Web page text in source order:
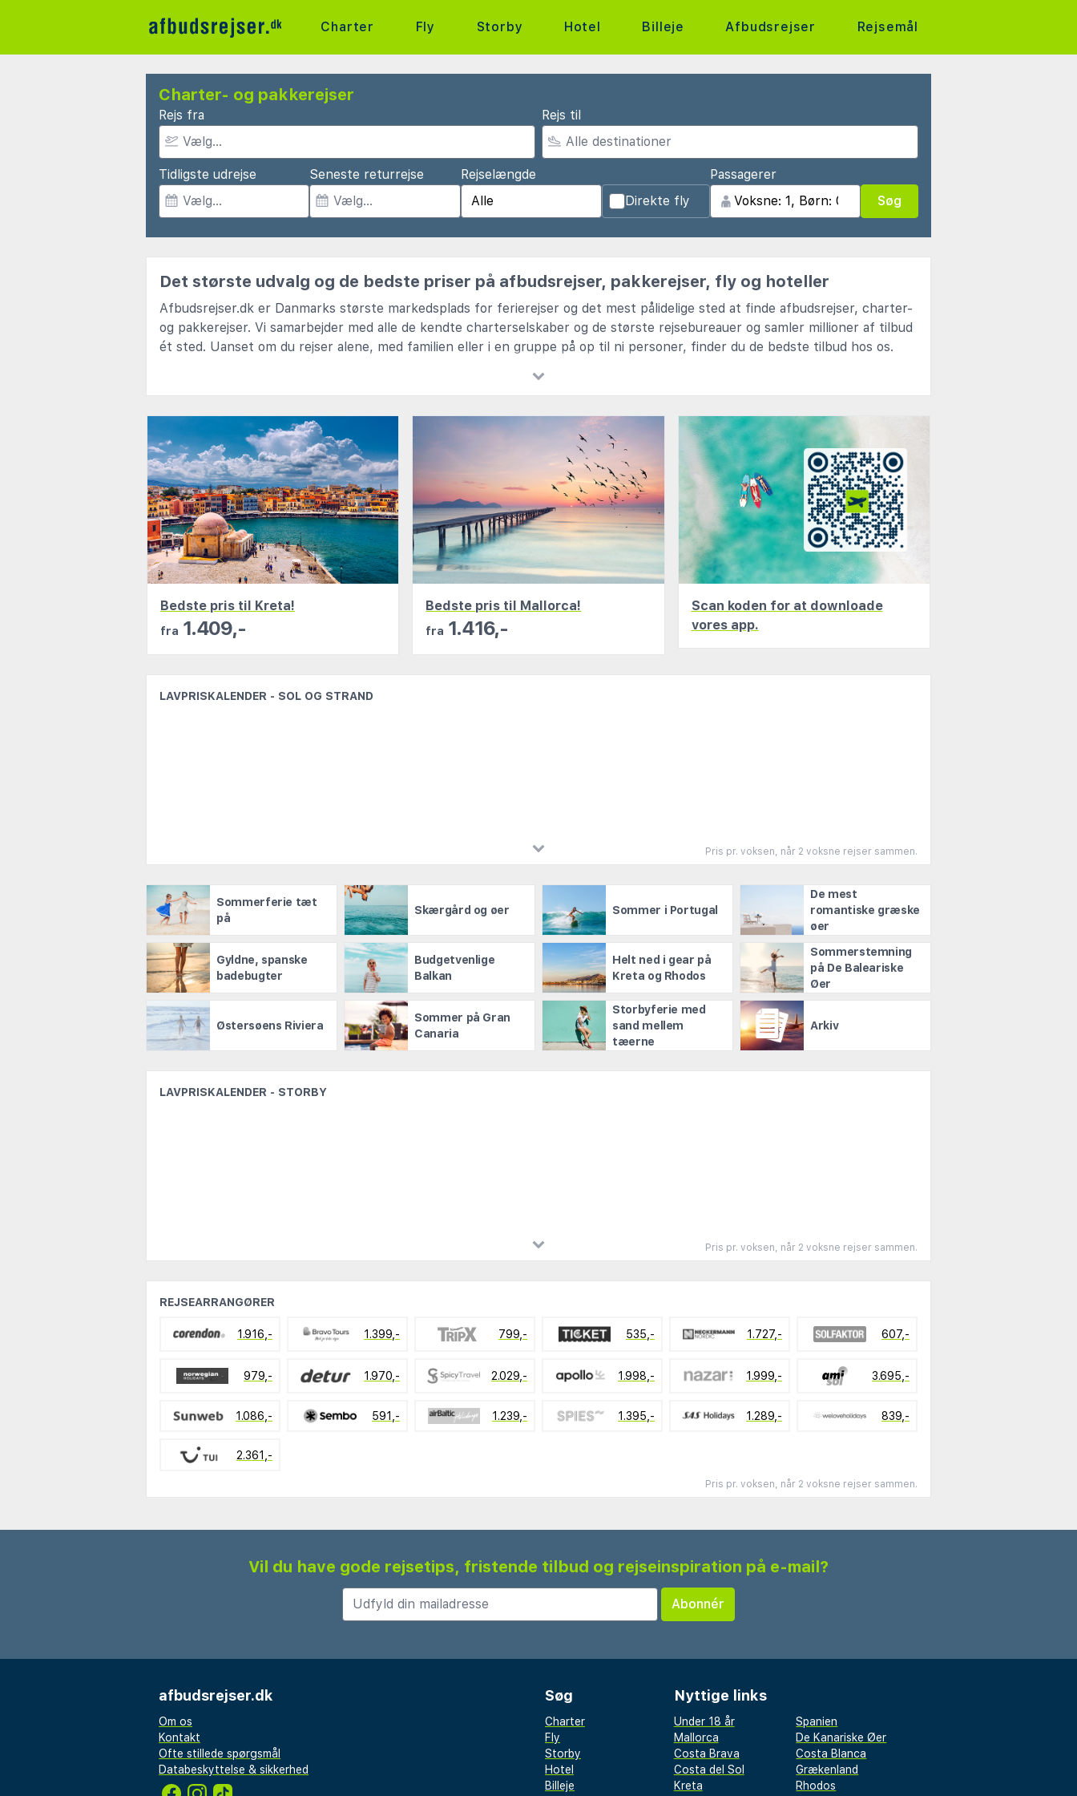
Charter Fly Storby Hotel Billeje Afbudsrejser Rejsemål
Charter- og pakkerejser
Rejs fra Rejs til
Tidligste udrejse Seneste returrejse
Rejselængde
Direkte fly
Passagerer
Søg
Det største udvalg og de bedste priser på afbudsrejser, pakkerejser, fly og hoteller
Afbudsrejser.dk er Danmarks største markedsplads for ferierejser og det mest pålidelige sted at finde afbudsrejser, charter-
og pakkerejser. Vi samarbejder med alle de kendte charterselskaber og de største rejsebureauer og samler millioner af tilbud
ét sted. Uanset om du rejser alene, med familien eller i en gruppe på op til ni personer, finder du de bedste tilbud hos os.
Med vores smarte filtre er det nemt at finde netop den rejse, der passer bedst til dine ønsker. Du kan præcisere alt fra
hotelstandard og beliggenhed til afrejsetidspunkt, temperatur og andre kriterier, der er vigtige for dig.
Alle rejser, du finder hos os, bookes gennem anerkendte rejseselskaber, som følger pakkerejseloven og har stillet lovpligtig
rejsegaranti. På den måde kan du føle dig tryg hele vejen.
Vil du hellere sammensætte din egen ferie? I vores flysøgning finder du både charter- og rutefly! I vores hotelsøgning har vi
tilbud fra alle de vigtigste aktører på markedet.
Bedste pris til Kreta!
fra 1.409,-
Bedste pris til Mallorca!
fra 1.416,-
Scan koden for at downloade
vores app.
LAVPRISKALENDER - SOL OG STRAND
Pris pr. voksen, når 2 voksne rejser sammen.
Sommerferie tæt
på
Skærgård og øer Sommer i Portugal
De mest
romantiske græske
øer
Gyldne, spanske
badebugter
Budgetvenlige
Balkan
Helt ned i gear på
Kreta og Rhodos
Sommerstemning
på De Baleariske
Øer
Østersøens Riviera
Sommer på Gran
Canaria
Storbyferie med
sand mellem
tæerne
Arkiv
LAVPRISKALENDER - STORBY
Pris pr. voksen, når 2 voksne rejser sammen.
REJSEARRANGØRER
1.916,- 1.399,- 799,- 535,- 1.727,- 607,-
979,- 1.970,- 2.029,- 1.998,- 1.999,- 3.695,-
1.086,- 591,- 1.239,- 1.395,- 1.289,- 839,-
2.361,-
Pris pr. voksen, når 2 voksne rejser sammen.
Vil du have gode rejsetips, fristende tilbud og rejseinspiration på e-mail?
afbudsrejser.dk
Om os
Kontakt
Ofte stillede spørgsmål
Databeskyttelse & sikkerhed
Søg
Charter
Fly
Storby
Hotel
Billeje
Nyttige links
Under 18 år
Spanien
Mallorca
De Kanariske Øer
Costa Brava
Costa Blanca
Costa del Sol
Grækenland
Kreta
Rhodos